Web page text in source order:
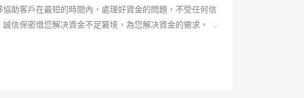
助客戶在最短的時間內，處理好資金的問題，不受任何信
信保密借您解决資金不足窘境，為您解决資金的需求。 ...